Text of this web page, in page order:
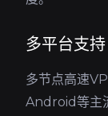
多平台支持
多节点高速
Android等主